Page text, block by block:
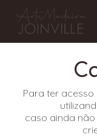
Para ter
caso ainda